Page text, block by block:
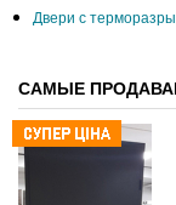
Двери с
САМЫЕ